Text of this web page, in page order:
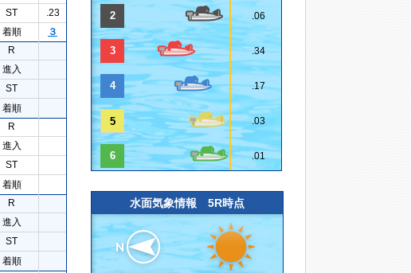
ST
.23
着順
３
R
進入
ST
着順
R
進入
ST
着順
R
進入
ST
着順
2 .06
3 .34
4 .17
5 .03
6 .01
水面気象情報 5R時点